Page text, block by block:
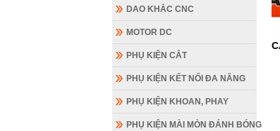
DAO KHẮC CNC
MOTOR DC
PHỤ KIỆN CẮT
PHỤ KIỆN KẾT NỐI ĐA NĂNG
PHỤ KIỆN KHOAN, PHAY
PHỤ KIỆN MÀI MÒN ĐÁNH BÓNG